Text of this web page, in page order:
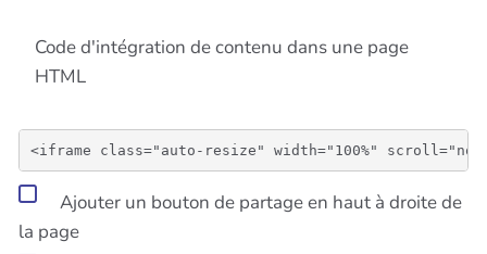
Code d'intégration de contenu dans une page
HTML
Ajouter un bouton de partage en haut à droite de
la page